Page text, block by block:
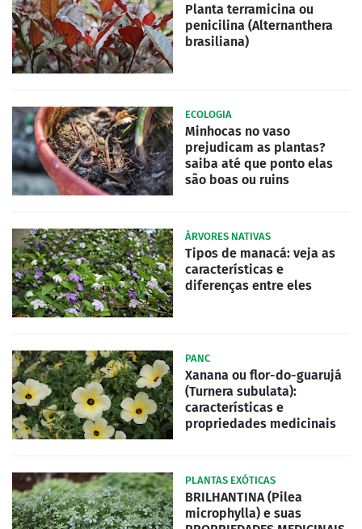
Planta terramicina ou
penicilina (Alternanthera
brasiliana)
ECOLOGIA
Minhocas no vaso
prejudicam as plantas?
saiba até que ponto elas
são boas ou ruins
ÁRVORES NATIVAS
Tipos de manacá: veja as
características e
diferenças entre eles
PANC
Xanana ou flor-do-guarujá
(Turnera subulata):
características e
propriedades medicinais
PLANTAS EXÓTICAS
BRILHANTINA (Pilea
microphylla) e suas